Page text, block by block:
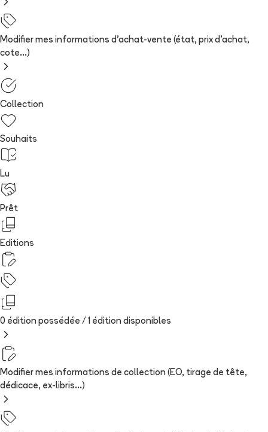
Modifier mes informations d'achat-vente (état, prix d'achat,
cote...)
Collection
Souhaits
Lu
Prêt
Editions
0 édition possédée / 1 édition disponibles
Modifier mes informations de collection (EO, tirage de tête,
dédicace, ex-libris...)